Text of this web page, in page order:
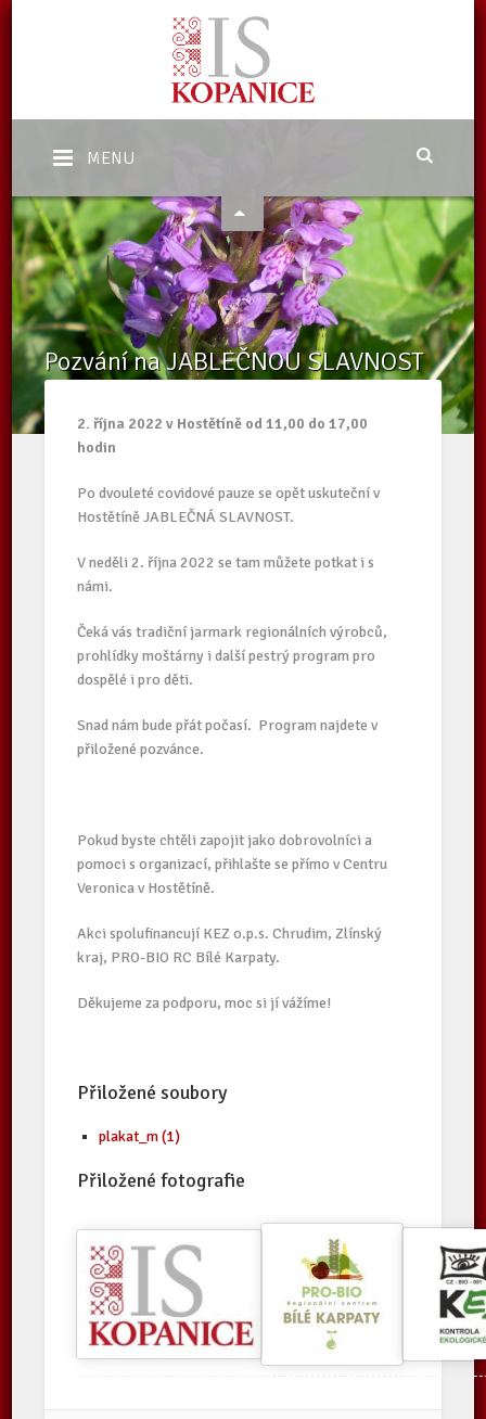
MENU
Pozvání na JABLEČNOU SLAVNOST
2. října 2022 v Hostětíně od 11,00 do 17,00
hodin
Po dvouleté covidové pauze se opět uskuteční v
Hostětíně JABLEČNÁ SLAVNOST.
V neděli 2. října 2022 se tam můžete potkat i s
námi.
Čeká vás tradiční jarmark regionálních výrobců,
prohlídky moštárny i další pestrý program pro
dospělé i pro děti.
Snad nám bude přát počasí. Program najdete v
přiložené pozvánce.
Pokud byste chtěli zapojit jako dobrovolníci a
pomoci s organizací, přihlašte se přímo v Centru
Veronica v Hostětíně.
Akci spolufinancují KEZ o.p.s. Chrudim, Zlínský
kraj, PRO-BIO RC Bílé Karpaty.
Děkujeme za podporu, moc si jí vážíme!
Přiložené soubory
plakat_m (1)
Přiložené fotografie